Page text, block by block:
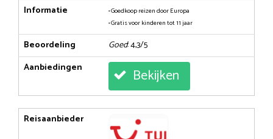
Informatie
• Goedkoop reizen door Europa
• Gratis voor kinderen tot 11 jaar
Beoordeling Goed: 4,3/5
Aanbiedingen
Bekijken
Reisaanbieder